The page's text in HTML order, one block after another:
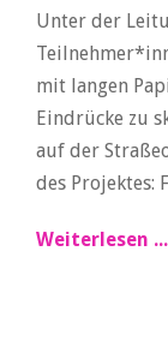
Unter der
mit langen
Eindrücke zu
auf der
des Projektes:
Weiterlesen ...